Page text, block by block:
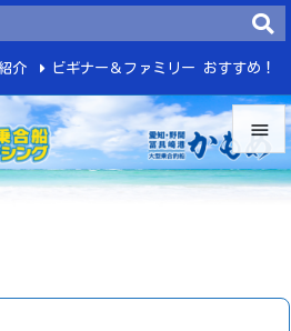


介 ビギナー＆ファミリー おすすめ！